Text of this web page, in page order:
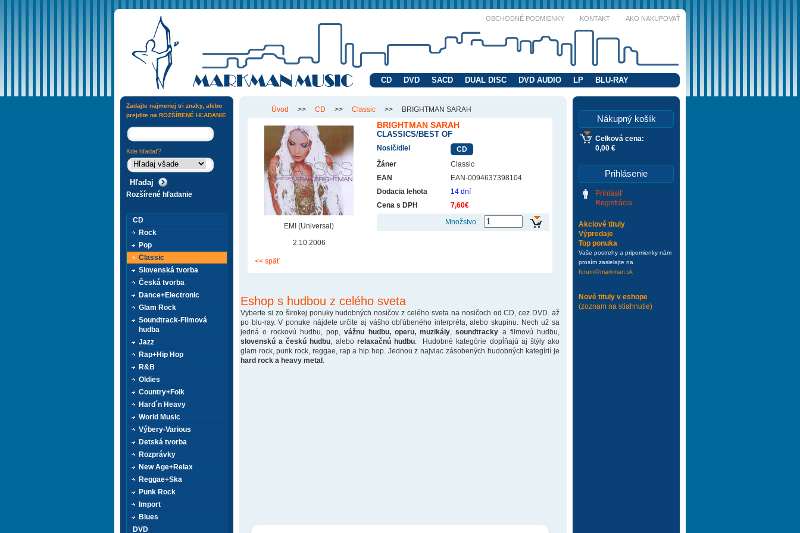
OBCHODNÉ PODMIENKY KONTAKT AKO NAKUPOVAŤ
CD DVD SACD DUAL DISC DVD AUDIO LP BLU-RAY
Úvod >> CD >> Classic >> BRIGHTMAN SARAH
EMI (Universal)
2.10.2006
BRIGHTMAN SARAH
CLASSICS/BEST OF
Nosič/diel
CD
Žáner
Classic
EAN
EAN-0094637398104
Dodacia lehota
14 dní
Cena s DPH
7,60€
Množstvo
<< späť
Eshop s hudbou z celého sveta
Vyberte si zo širokej ponuky hudobných nosičov z celého sveta na nosičoch od CD, cez DVD. až
po blu-ray. V ponuke nájdete určite aj vášho obľúbeného interpréta, alebo skupinu. Nech už sa
jedná o rockovú hudbu, pop,vážnu hudbu, operu, muzikály ,soundtracky a filmovú hudbu,
slovenskú a českú hudbu , alebo relaxačnú hudbu. Hudobné kategórie dopĺňajú aj štýly ako
glam rock, punk rock, reggae, rap a hip hop. Jednou z najviac zásobených hudobných kategírií je
hard rock a heavy metal
Nákupný košík
Celková cena:
0,00 €
Prihlásenie
Prihlásiť
Registrácia
Akciové tituly
Výpredaje
Top ponuka
Vaše postrehy a pripomienky nám
prosím zasielajte na
forum@markman.sk
Nové tituly v eshope
(zoznam na stiahnutie)
Zadajte najmenej tri znaky, alebo
prejdite na ROZŠÍRENÉ HĽADANIE
Kde hľadať?
Rozšírené hľadanie
CD
Rock
Pop
Classic
Slovenská tvorba
Česká tvorba
Dance+Electronic
Glam Rock
Soundtrack-Filmová
hudba
Jazz
Rap+Hip Hop
R&B
Oldies
Country+Folk
Hard´n Heavy
World Music
Výbery-Various
Detská tvorba
Rozprávky
New Age+Relax
Reggae+Ska
Punk Rock
Import
Blues
DVD